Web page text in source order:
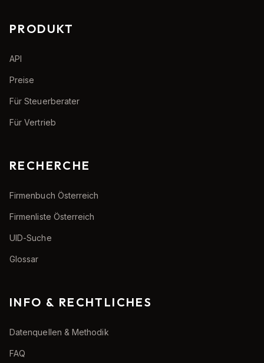
PRODUKT
API
Preise
Für Steuerberater
Für Vertrieb
RECHERCHE
Firmenbuch Österreich
Firmenliste Österreich
UID-Suche
Glossar
INFO & RECHTLICHES
Datenquellen & Methodik
FAQ